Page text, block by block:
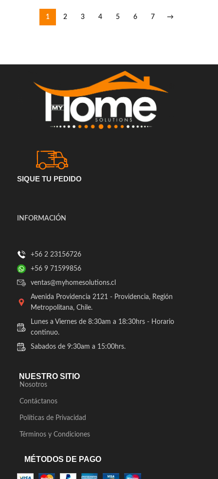
1 2 3 4 5 6 7 →
SIQUE TU PEDIDO
INFORMACIÓN
+56 2 23156726
+56 9 71599856
ventas@myhomesolutions.cl
Avenida Providencia 2121 - Providencia, Región
Metropolitana, Chile.
Lunes a Viernes de 8:30am a 18:30hrs - Horario
continuo.
Sabados de 9:30am a 15:00hrs.
NUESTRO SITIO
Nosotros
Contáctanos
Políticas de Privacidad
Términos y Condiciones
MÉTODOS DE PAGO